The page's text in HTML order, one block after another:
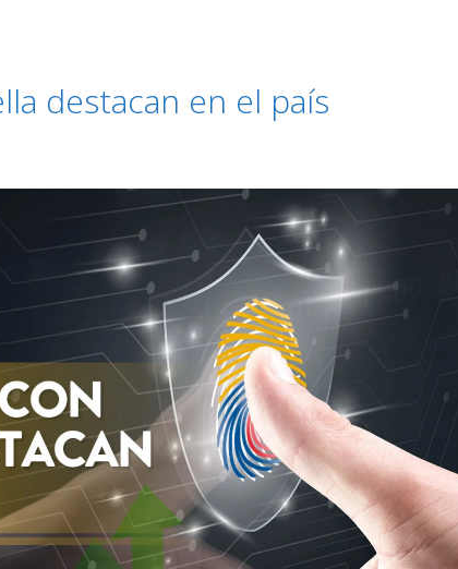
destacan en el país